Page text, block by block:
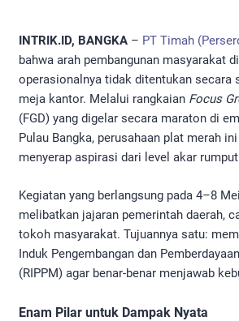
INTRIK.ID, BANGKA – PT Timah
bahwa arah pembangunan masyarakat
operasionalnya tidak ditentukan secara
meja kantor. Melalui rangkaian Focus
(FGD) yang digelar secara maraton di
Pulau Bangka, perusahaan plat merah
menyerap aspirasi dari level akar
​Kegiatan yang berlangsung pada 4–8
melibatkan jajaran pemerintah daerah,
tokoh masyarakat. Tujuannya satu:
Induk Pengembangan dan
(RIPPM) agar benar-benar menjawab
​Enam Pilar untuk Dampak Nyata